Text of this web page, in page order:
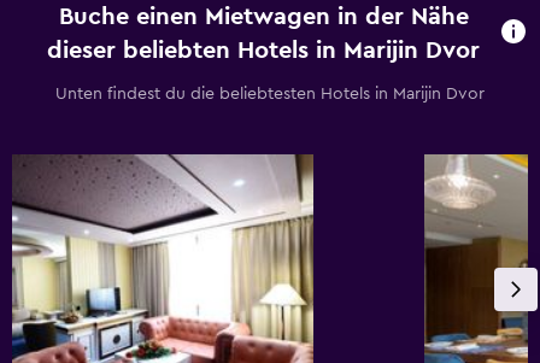
Buche einen Mietwagen in der Nähe
dieser beliebten Hotels in Marijin Dvor
Unten findest du die beliebtesten Hotels in Marijin Dvor